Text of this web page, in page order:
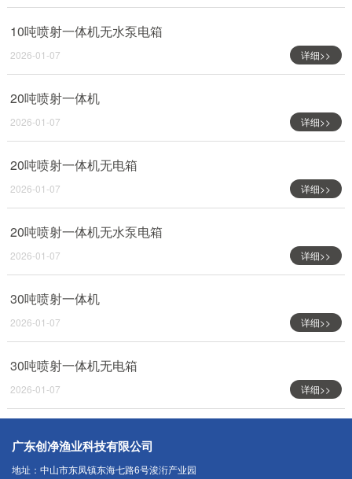
10吨喷射一体机无水泵电箱
2026-01-07 详细>>
20吨喷射一体机
2026-01-07 详细>>
20吨喷射一体机无电箱
2026-01-07 详细>>
20吨喷射一体机无水泵电箱
2026-01-07 详细>>
30吨喷射一体机
2026-01-07 详细>>
30吨喷射一体机无电箱
2026-01-07 详细>>
广东创净渔业科技有限公司
地址：中山市东凤镇东海七路6号浚洐产业园